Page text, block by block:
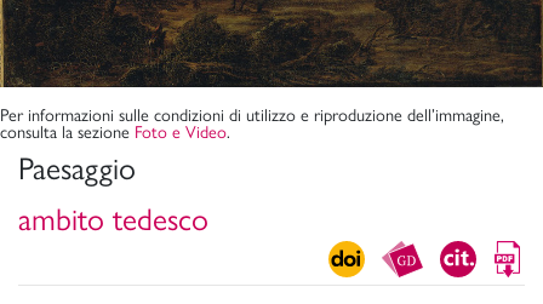
Paesaggio
ambito tedesco
Per informazioni sulle condizioni di utilizzo e riproduzione dell’immagine,
consulta la sezione Foto e Video.